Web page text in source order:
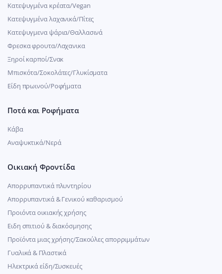
Κατεψυγμένα κρέατα/Vegan
Kατεψυγμένα λαχανικά/Πίτες
Κατεψυγμενα ψάρια/Θαλλασινά
Φρεσκα φρουτα/Λαχανικα
Ξηροί καρποί/Σνακ
Μπισκότα/Σοκολάτες/Γλυκίσματα
Είδη πρωινού/Ροφήματα
Ποτά και Ροφήματα
Κάβα
Αναψυκτικά/Νερά
Οικιακή Φροντίδα
Απορρυπαντικά πλυντηρίου
Απορρυπαντικά & Γενικού καθαρισμού
Προιόντα οικιακής χρήσης
Ειδη σπιτιού & διακόσμησης
Προϊόντα μιας χρήσης/Σακούλες απορριμμάτων
Γυαλικά & Πλαστικά
Ηλεκτρικά είδη/Συσκευές